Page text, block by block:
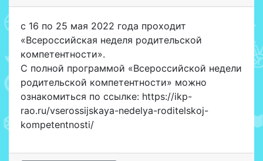
с 16 по 25 мая 2022 года проходит
«Всероссийская неделя родительской
компетентности».
С полной программой «Всероссийской недели
родительской компетентности» можно
ознакомиться по ссылке: https://ikp-
rao.ru/vserossijskaya-nedelya-roditelskoj-
kompetentnosti/